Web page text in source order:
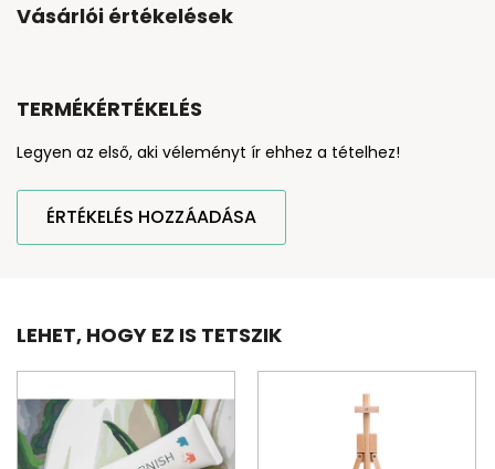
Vásárlói értékelések
TERMÉKÉRTÉKELÉS
Legyen az első, aki véleményt ír ehhez a tételhez!
ÉRTÉKELÉS HOZZÁADÁSA
LEHET, HOGY EZ IS TETSZIK